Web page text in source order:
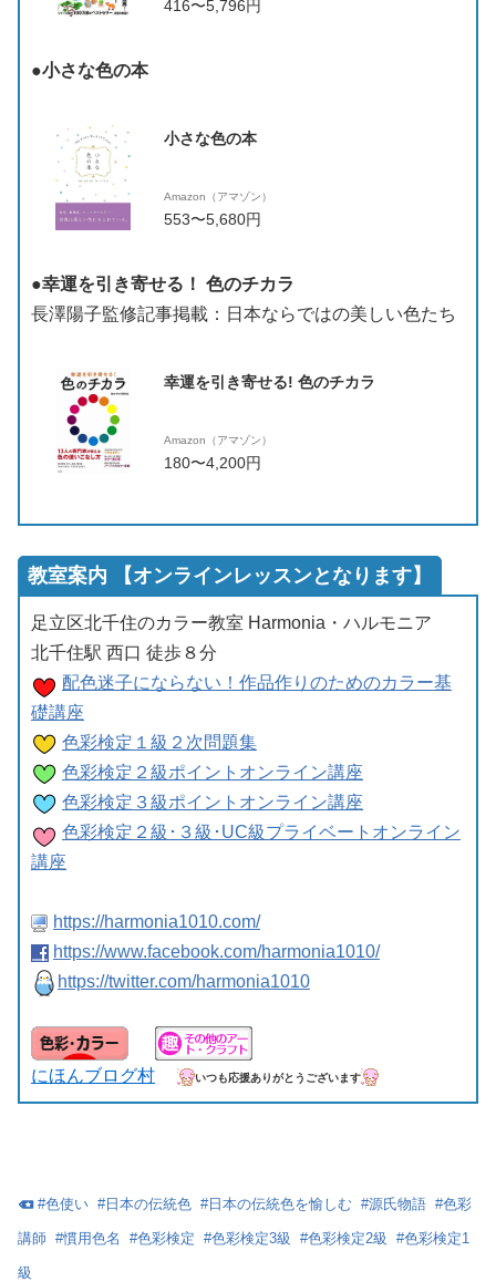
416〜5,796円
●小さな色の本
小さな色の本
Amazon（アマゾン）
553〜5,680円
●幸運を引き寄せる！ 色のチカラ
長澤陽子監修記事掲載：日本ならではの美しい色たち
幸運を引き寄せる! 色のチカラ
Amazon（アマゾン）
180〜4,200円
教室案内 【オンラインレッスンとなります】
足立区北千住のカラー教室 Harmonia・ハルモニア
北千住駅 西口 徒歩８分
配色迷子にならない！作品作りのためのカラー基
礎講座
色彩検定１級２次問題集
色彩検定２級ポイントオンライン講座
色彩検定３級ポイントオンライン講座
色彩検定２級･３級･UC級プライベートオンライン
講座
https://harmonia1010.com/
https://www.facebook.com/harmonia1010/
https://twitter.com/harmonia1010
にほんブログ村 いつも応援ありがとうございます
#色使い #日本の伝統色 #日本の伝統色を愉しむ #源氏物語 #色彩
講師 #慣用色名 #色彩検定 #色彩検定3級 #色彩検定2級 #色彩検定1
級